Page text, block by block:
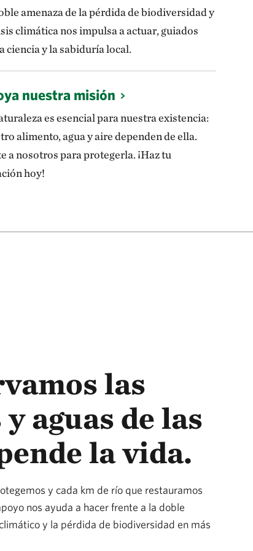
amenaza de la pérdida de biodiversidad y
climática nos impulsa a actuar, guiados
ciencia y la sabiduría local.
nuestra misión
es esencial para nuestra existencia:
alimento, agua y aire dependen de ella.
a nosotros para protegerla. ¡Haz tu
hoy!
las
aguas de las
la vida.
y cada km de río que restauramos
nos ayuda a hacer frente a la doble
y la pérdida de biodiversidad en más